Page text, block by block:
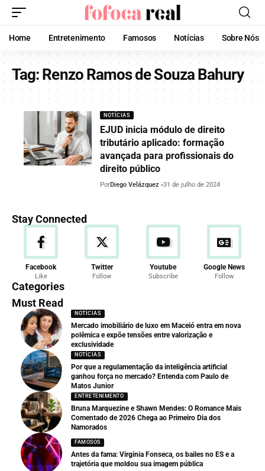
Home Entretenimento Famosos Notícias Sobre Nós
Tag:Renzo Ramos de Souza Bahury
NOTÍCIAS
EJUD inicia módulo de direito
tributário aplicado: formação
avançada para profissionais do
direito público
PorDiego Velázquez 31 de julho de 2024
Stay Connected
Facebook
Like
Twitter
Follow
Youtube
Subscribe
Google News
Follow
Categories
Must Read
NOTÍCIAS
Mercado imobiliário de luxo em Maceió entra em nova
polêmica e expõe tensões entre valorização e
exclusividade
NOTÍCIAS
Por que a regulamentação da inteligência artificial
ganhou força no mercado? Entenda com Paulo de
Matos Junior
ENTRETENIMENTO
Bruna Marquezine e Shawn Mendes: O Romance Mais
Comentado de 2026 Chega ao Primeiro Dia dos
Namorados
FAMOSOS
Antes da fama: Virginia Fonseca, os bailes no ES e a
trajetória que moldou sua imagem pública